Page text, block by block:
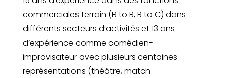
commerciales terrain (B to B, B to C) dans
différents secteurs d’activités et 13 ans
d’expérience comme comédien-
improvisateur avec plusieurs centaines
représentations (théâtre, match